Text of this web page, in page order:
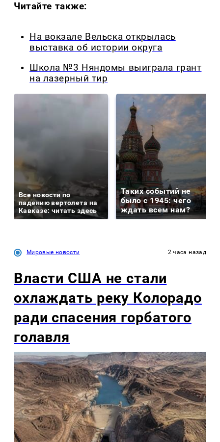
Читайте также:
На вокзале Вельска открылась
выставка об истории округа
Школа №3 Няндомы выиграла грант
на лазерный тир
Все новости по
падению вертолета на
Кавказе: читать здесь
Таких событий не
было с 1945: чего
ждать всем нам?
Мировые новости 2 часа назад
Власти США не стали
охлаждать реку Колорадо
ради спасения горбатого
голавля